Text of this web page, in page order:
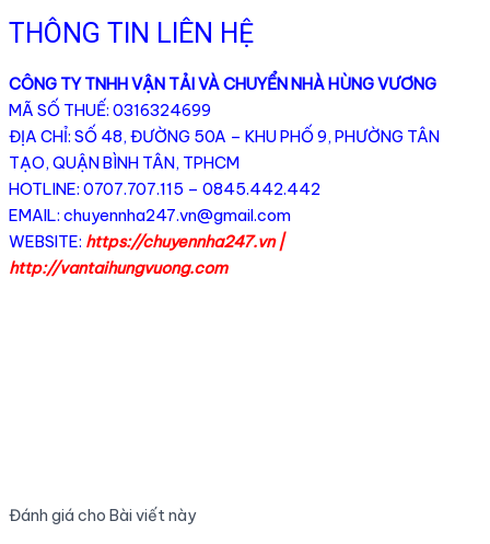
THÔNG TIN LIÊN HỆ
CÔNG TY TNHH VẬN TẢI VÀ CHUYỂN NHÀ HÙNG VƯƠNG
MÃ SỐ THUẾ: 0316324699
ĐỊA CHỈ: SỐ 48, ĐƯỜNG 50A – KHU PHỐ 9, PHƯỜNG TÂN
TẠO, QUẬN BÌNH TÂN, TPHCM
HOTLINE: 0707.707.115 – 0845.442.442
EMAIL: chuyennha247.vn@gmail.com
WEBSITE: https://chuyennha247.vn|
http://vantaihungvuong.com
Đánh giá cho Bài viết này